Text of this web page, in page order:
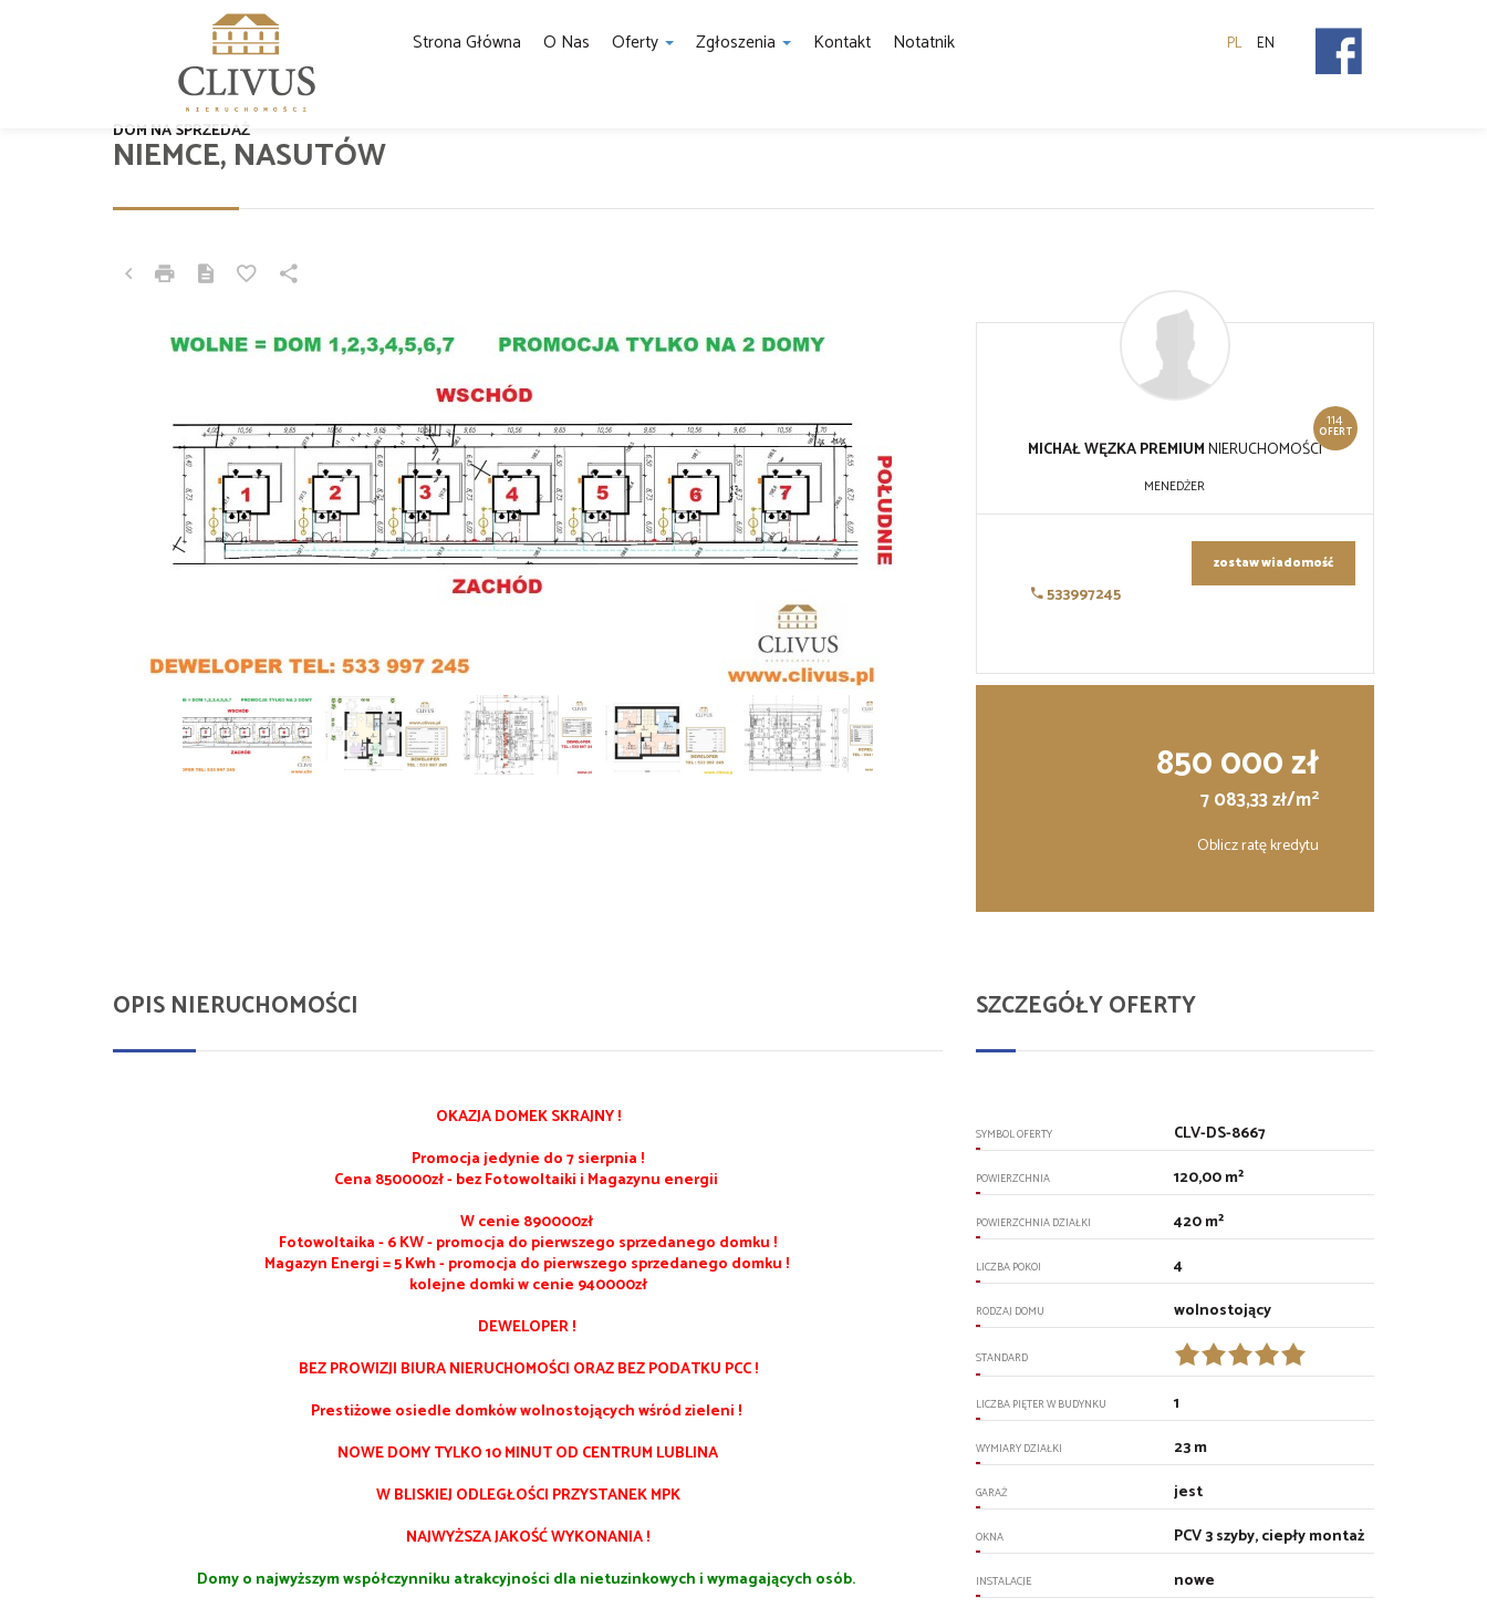
Strona Główna O Nas Oferty Zgłoszenia Kontakt Notatnik PL EN
NIEMCE, NASUTÓW
DOM NA SPRZEDAŻ
114
OFERT
MICHAŁ WĘZKA PREMIUMNIERUCHOMOŚCI
MENEDŻER
533997245
zostaw wiadomość
850 000 zł
7 083,33 zł/m2
Oblicz ratę kredytu
OPIS NIERUCHOMOŚCI
OKAZJA DOMEK SKRAJNY !
Promocja jedynie do 7 sierpnia !
Cena 850000zł - bez Fotowoltaiki i Magazynu energii
W cenie 890000zł
Fotowoltaika - 6 KW - promocja do pierwszego sprzedanego domku !
Magazyn Energi = 5 Kwh- promocja do pierwszego sprzedanego domku !
kolejne domki w cenie 940000zł
DEWELOPER !
BEZ PROWIZJI BIURA NIERUCHOMOŚCI ORAZ BEZ PODATKU PCC !
Prestiżowe osiedle domków wolnostojących wśród zieleni !
NOWE DOMY TYLKO 10 MINUT OD CENTRUM LUBLINA
W BLISKIEJ ODLEGŁOŚCI PRZYSTANEK MPK
NAJWYŻSZA JAKOŚĆ WYKONANIA !
Domy o najwyższym współczynniku atrakcyjności dla nietuzinkowych i wymagających osób.
SZCZEGÓŁY OFERTY
SYMBOL OFERTY CLV-DS-8667
POWIERZCHNIA 120,00 m²
POWIERZCHNIA DZIAŁKI 420 m²
LICZBA POKOI 4
RODZAJ DOMU wolnostojący
STANDARD
LICZBA PIĘTER W BUDYNKU 1
WYMIARY DZIAŁKI 23 m
GARAŻ jest
OKNA PCV 3 szyby, ciepły montaż
INSTALACJE nowe